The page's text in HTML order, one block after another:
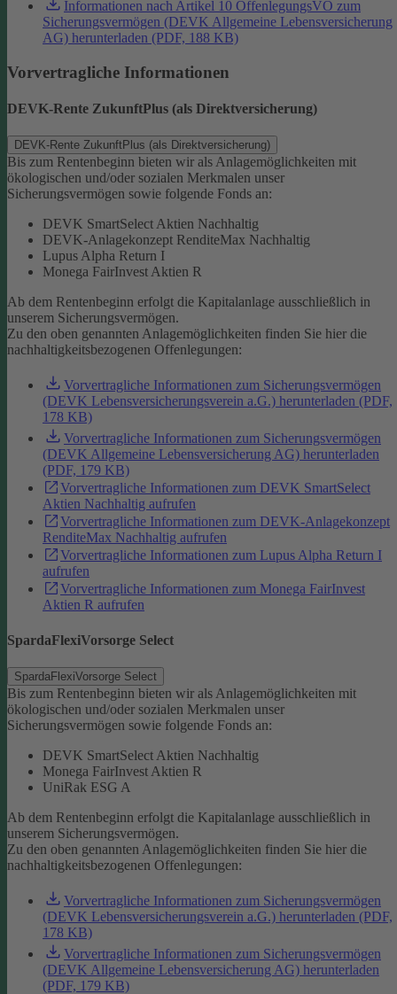
Informationen nach Artikel 10 OffenlegungsVO zum
Sicherungsvermögen (DEVK Allgemeine Lebensversicherung
AG) herunterladen (PDF, 188 KB)
Vorvertragliche Informationen
DEVK-Rente ZukunftPlus (als Direktversicherung)
DEVK-Rente ZukunftPlus (als Direktversicherung)
Bis zum Rentenbeginn bieten wir als Anlagemöglichkeiten mit
ökologischen und/oder sozialen Merkmalen unser
Sicherungsvermögen sowie folgende Fonds an:
DEVK SmartSelect Aktien Nachhaltig
DEVK-Anlagekonzept RenditeMax Nachhaltig
Lupus Alpha Return I
Monega FairInvest Aktien R
Ab dem Rentenbeginn erfolgt die Kapitalanlage ausschließlich in
unserem Sicherungsvermögen.
Zu den oben genannten Anlagemöglichkeiten finden Sie hier die
nachhaltigkeitsbezogenen Offenlegungen:
Vorvertragliche Informationen zum Sicherungsvermögen
(DEVK Lebensversicherungsverein a.G.) herunterladen (PDF,
178 KB)
Vorvertragliche Informationen zum Sicherungsvermögen
(DEVK Allgemeine Lebensversicherung AG) herunterladen
(PDF, 179 KB)
Vorvertragliche Informationen zum DEVK SmartSelect
Aktien Nachhaltig aufrufen
Vorvertragliche Informationen zum DEVK-Anlagekonzept
RenditeMax Nachhaltig aufrufen
Vorvertragliche Informationen zum Lupus Alpha Return I
aufrufen
Vorvertragliche Informationen zum Monega FairInvest
Aktien R aufrufen
SpardaFlexiVorsorge Select
SpardaFlexiVorsorge Select
Bis zum Rentenbeginn bieten wir als Anlagemöglichkeiten mit
ökologischen und/oder sozialen Merkmalen unser
Sicherungsvermögen sowie folgende Fonds an:
DEVK SmartSelect Aktien Nachhaltig
Monega FairInvest Aktien R
UniRak ESG A
Ab dem Rentenbeginn erfolgt die Kapitalanlage ausschließlich in
unserem Sicherungsvermögen.
Zu den oben genannten Anlagemöglichkeiten finden Sie hier die
nachhaltigkeitsbezogenen Offenlegungen:
Vorvertragliche Informationen zum Sicherungsvermögen
(DEVK Lebensversicherungsverein a.G.) herunterladen (PDF,
178 KB)
Vorvertragliche Informationen zum Sicherungsvermögen
(DEVK Allgemeine Lebensversicherung AG) herunterladen
(PDF, 179 KB)